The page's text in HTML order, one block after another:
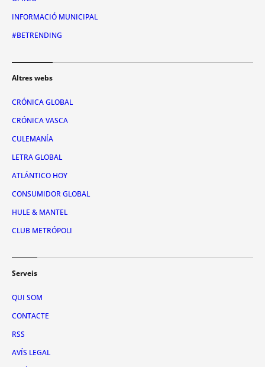
INFORMACIÓ MUNICIPAL
#BETRENDING
Altres webs
CRÓNICA GLOBAL
CRÓNICA VASCA
CULEMANÍA
LETRA GLOBAL
ATLÁNTICO HOY
CONSUMIDOR GLOBAL
HULE & MANTEL
CLUB METRÓPOLI
Serveis
QUI SOM
CONTACTE
RSS
AVÍS LEGAL